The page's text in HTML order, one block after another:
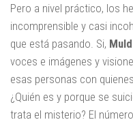
Pero a nivel práctico, los
incomprensible y casi
que está pasando. Si,
voces e imágenes y
esas personas con
¿Quién es y porque se
trata el misterio? El